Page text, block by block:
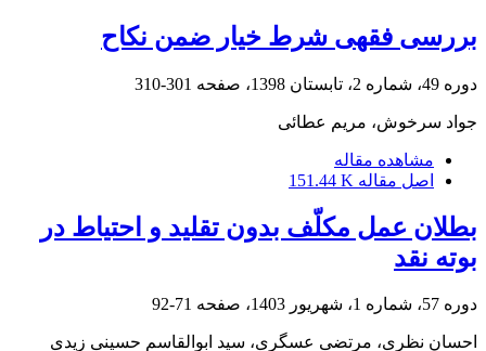
بررسی فقهی شرط خیار ضمن نکاح
دوره 49، شماره 2، تابستان 1398، صفحه 301-310
جواد سرخوش، مریم عطائی
مشاهده مقاله
اصل مقاله 151.44 K
بطلان عمل مکلّف بدون تقلید و احتیاط در
بوته نقد‏
دوره 57، شماره 1، شهریور 1403، صفحه 71-92
احسان نظری، مرتضی عسگری، سید ابوالقاسم حسینی زیدی